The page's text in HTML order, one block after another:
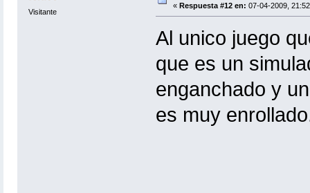
Visitante
« Respuesta #12 en: 07-04-2009,
Al unico juego
que es un
enganchado y
es muy